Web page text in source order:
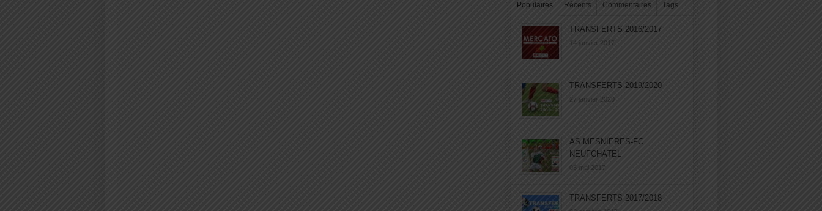
Populaires Récents Commentaires Tags
TRANSFERTS 2016/2017
14 janvier 2017
TRANSFERTS 2019/2020
27 janvier 2020
AS MESNIERES-FC
NEUFCHATEL
05 mai 2017
TRANSFERTS 2017/2018